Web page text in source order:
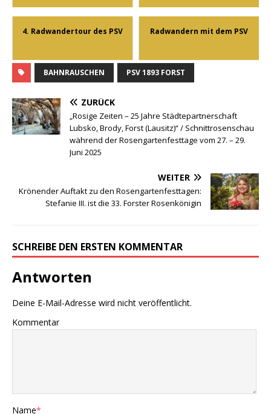
4. Radwandertour des PSV Radwandern mit dem PSV
BAHNRAUSCHEN PSV 1893 FORST
ZURÜCK
„Rosige Zeiten – 25 Jahre Städtepartnerschaft
Lubsko, Brody, Forst (Lausitz)“ / Schnittrosenschau
während der Rosengartenfesttage vom 27. – 29.
Juni 2025
WEITER
Krönender Auftakt zu den Rosengartenfesttagen:
Stefanie III. ist die 33. Forster Rosenkönigin
SCHREIBE DEN ERSTEN KOMMENTAR
Antworten
Deine E-Mail-Adresse wird nicht veröffentlicht.
Kommentar
Name*